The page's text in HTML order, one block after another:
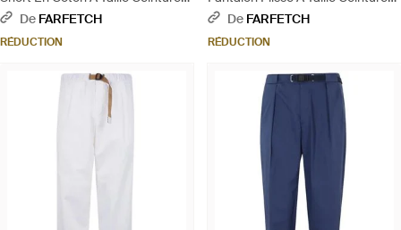
- Blanc
De FARFETCH
RÉDUCTION
- Blanc
De FARFETCH
RÉDUCTION